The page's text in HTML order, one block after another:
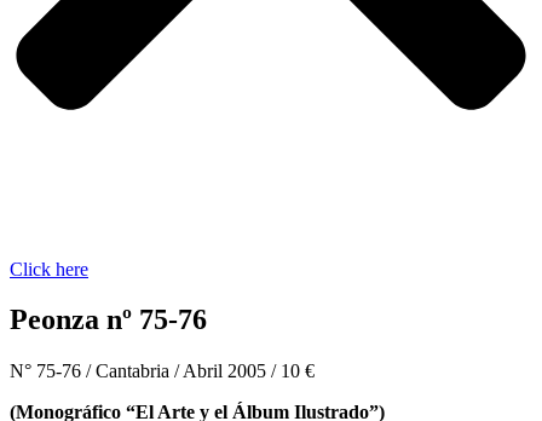
Click here
Peonza nº 75-76
N° 75-76 / Cantabria / Abril 2005 / 10 €
(Monográfico “El Arte y el Álbum Ilustrado”)